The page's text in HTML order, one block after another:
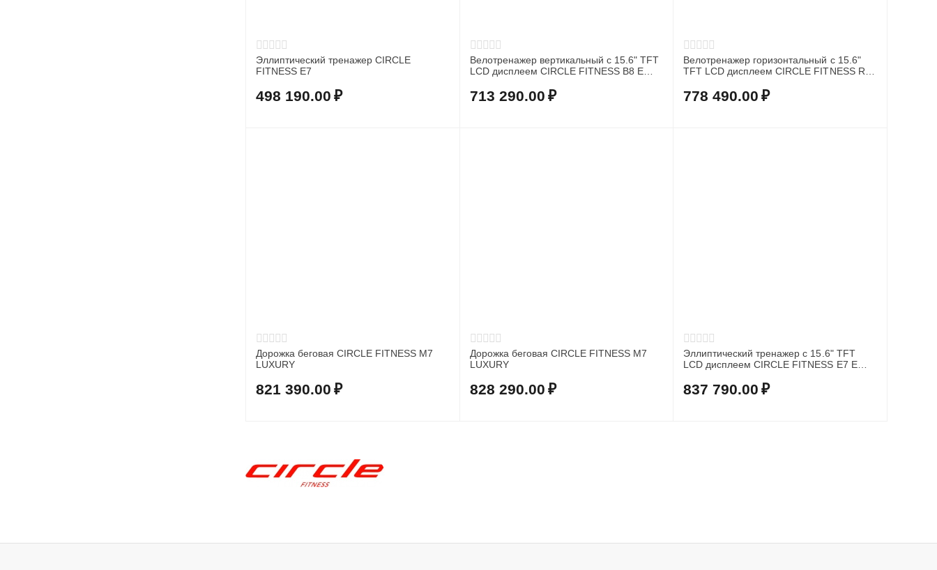
Эллиптический тренажер CIRCLE
FITNESS E7
498 190.00 ₽
Велотренажер вертикальный c 15.6" TFT
LCD дисплеем CIRCLE FITNESS B8 E
713 290.00 ₽
Велотренажер горизонтальный c 15.6"
TFT LCD дисплеем CIRCLE FITNESS R8
778 490.00 ₽
Дорожка беговая CIRCLE FITNESS M7
LUXURY
821 390.00 ₽
Дорожка беговая CIRCLE FITNESS M7
LUXURY
828 290.00 ₽
Эллиптический тренажер с 15.6" TFT
LCD дисплеем CIRCLE FITNESS E7 E
837 790.00 ₽